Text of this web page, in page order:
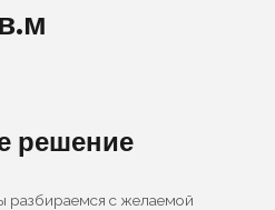
решение
разбираемся с желаемой